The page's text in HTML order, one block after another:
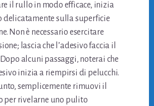
il rullo in modo efficace, inizia
delicatamente sulla superficie
Non è necessario esercitare
lascia che l’adesivo faccia il
alcuni passaggi, noterai che
inizia a riempirsi di pelucchi.
semplicemente rimuovi il
per rivelarne uno pulito